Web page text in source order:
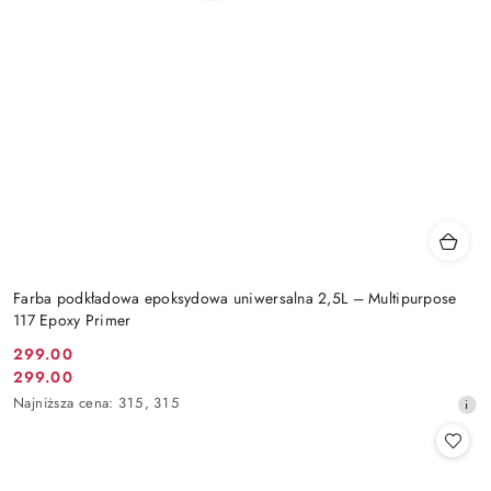
Farba podkładowa epoksydowa uniwersalna 2,5L – Multipurpose
117 Epoxy Primer
Cena
promocyjna:
299.00
Cena
promocyjna:
299.00
Najniższa
Najniższa cena: 315, 315